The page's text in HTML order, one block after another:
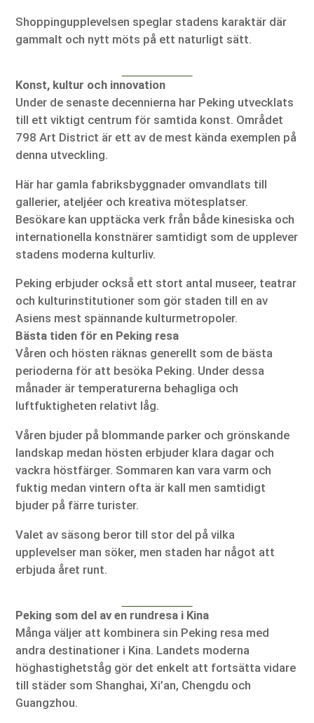
Shoppingupplevelsen speglar stadens karaktär där
gammalt och nytt möts på ett naturligt sätt.
Konst, kultur och innovation
Under de senaste decennierna har Peking utvecklats
till ett viktigt centrum för samtida konst. Området
798 Art District är ett av de mest kända exemplen på
denna utveckling.
Här har gamla fabriksbyggnader omvandlats till
gallerier, ateljéer och kreativa mötesplatser.
Besökare kan upptäcka verk från både kinesiska och
internationella konstnärer samtidigt som de upplever
stadens moderna kulturliv.
Peking erbjuder också ett stort antal museer, teatrar
och kulturinstitutioner som gör staden till en av
Asiens mest spännande kulturmetropoler.
Bästa tiden för en Peking resa
Våren och hösten räknas generellt som de bästa
perioderna för att besöka Peking. Under dessa
månader är temperaturerna behagliga och
luftfuktigheten relativt låg.
Våren bjuder på blommande parker och grönskande
landskap medan hösten erbjuder klara dagar och
vackra höstfärger. Sommaren kan vara varm och
fuktig medan vintern ofta är kall men samtidigt
bjuder på färre turister.
Valet av säsong beror till stor del på vilka
upplevelser man söker, men staden har något att
erbjuda året runt.
Peking som del av en rundresa i Kina
Många väljer att kombinera sin Peking resa med
andra destinationer i Kina. Landets moderna
höghastighetståg gör det enkelt att fortsätta vidare
till städer som Shanghai, Xi’an, Chengdu och
Guangzhou.